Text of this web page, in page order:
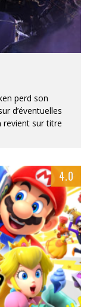
perd son
d’éventuelles
revient sur titre
4.0